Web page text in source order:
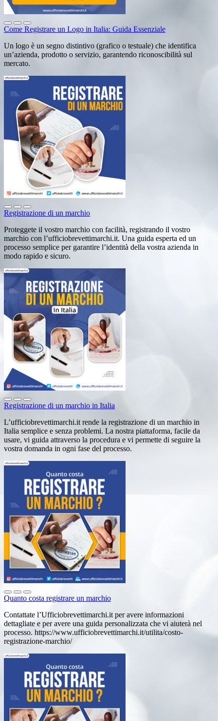
Come Registrare un Logo in Italia: Guida Essenziale
Un logo è un segno distintivo (grafico o testuale) che identifica
un’azienda, prodotto o servizio, garantendo riconoscibilità sul
mercato.
Registrazione di un marchio
Proteggete il vostro marchio con facilità, registrando il vostro
marchio con l’ufficiobrevettimarchi.it. Una guida esperta ed un
processo semplice per garantire l’identità della vostra azienda in
modo rapido e sicuro.
Registrazione di un marchio in Italia
L’ufficiobrevettimarchi.it rende la registrazione di un marchio in
Italia semplice e senza problemi. La nostra piattaforma, facile da
usare, vi guida attraverso la procedura e vi permette di seguire la
vostra domanda in ogni fase del processo.
Quanto costa registrare un marchio
Contattate l’Ufficiobrevettimarchi.it per avere informazioni
dettagliate e per avere una guida personalizzata che vi aiuterà nel
processo. https://www.ufficiobrevettimarchi.it/utilita/costo-
registrazione-marchio/